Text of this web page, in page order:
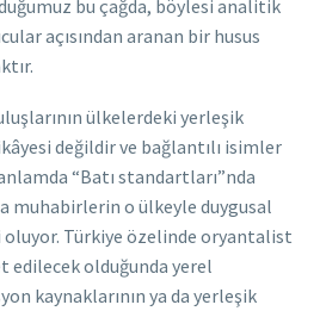
bu çağda, böylesi analitik
açısından aranan bir husus
ülkelerdeki yerleşik
değildir ve bağlantılı isimler
“Batı standartları”nda
muhabirlerin o ülkeyle duygusal
oluyor. Türkiye özelinde oryantalist
edilecek olduğunda yerel
kaynaklarının ya da yerleşik